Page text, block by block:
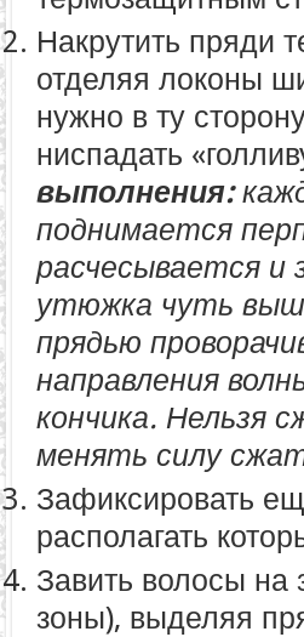
Накрутить пряди
отделяя локоны
нужно в ту
ниспадать
выполнения:
поднимается
расчесывается
утюжка чуть
прядью
направления
кончика. Нельзя
менять силу
Зафиксировать
располагать
Завить волосы на
зоны), выделяя